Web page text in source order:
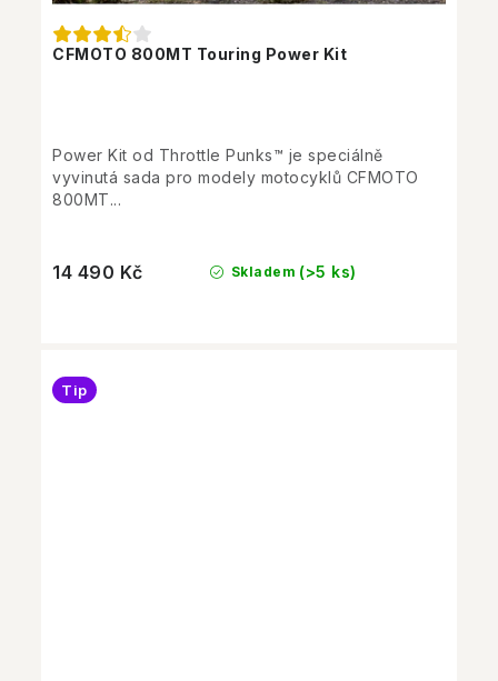
CFMOTO 800MT Touring Power Kit
Skladem (>5 ks)
14 490 Kč
Power Kit od Throttle Punks™ je speciálně
vyvinutá sada pro modely motocyklů CFMOTO
800MT...
Tip